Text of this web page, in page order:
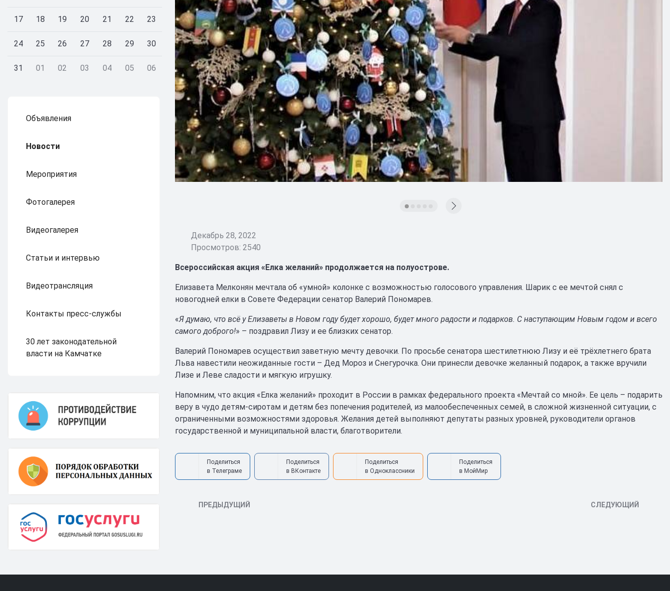
17 18 19 20 21 22 23
24 25 26 27 28 29 30
31 01 02 03 04 05 06
Объявления
Новости
Мероприятия
Фотогалерея
Видеогалерея
Статьи и интервью
Видеотрансляция
Контакты пресс-службы
30 лет законодательной
власти на Камчатке
Декабрь 28, 2022
Просмотров: 2540
Всероссийская акция «Елка желаний» продолжается на полуострове.
Елизавета Мелконян мечтала об «умной» колонке с возможностью голосового управления. Шарик с ее мечтой снял с
новогодней елки в Совете Федерации сенатор Валерий Пономарев.
«Я думаю, что всё у Елизаветы в Новом году будет хорошо, будет много радости и подарков. С наступающим Новым годом и всего
самого доброго!» – поздравил Лизу и ее близких сенатор.
Валерий Пономарев осуществил заветную мечту девочки. По просьбе сенатора шестилетнюю Лизу и её трёхлетнего брата
Льва навестили неожиданные гости – Дед Мороз и Снегурочка. Они принесли девочке желанный подарок, а также вручили
Лизе и Леве сладости и мягкую игрушку.
Напомним, что акция «Елка желаний» проходит в России в рамках федерального проекта «Мечтай со мной». Ее цель – подарить
веру в чудо детям-сиротам и детям без попечения родителей, из малообеспеченных семей, в сложной жизненной ситуации, с
ограниченными возможностями здоровья. Желания детей выполняют депутаты разных уровней, руководители органов
государственной и муниципальной власти, благотворители.
Поделиться
в Телеграме
Поделиться
в ВКонтакте
Поделиться
в Одноклассники
Поделиться
в МойМир
ПРЕДЫДУЩИЙ СЛЕДУЮЩИЙ